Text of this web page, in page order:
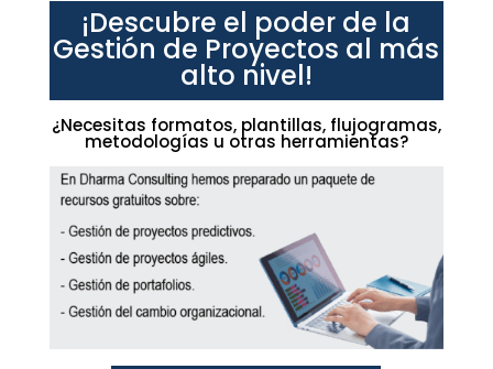
¡Descubre el poder de la
Gestión de Proyectos al más
alto nivel!
¿Necesitas formatos, plantillas, flujogramas,
metodologías u otras herramientas?